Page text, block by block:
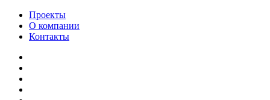
Проекты
О компании
Контакты